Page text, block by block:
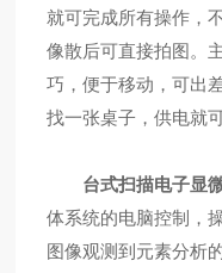
就可完成所有操作，
像散后可直接拍图。
巧，便于移动，可出
找一张桌子，供电就可
台式扫描电子显
体系统的电脑控制，
图像观测到元素分析